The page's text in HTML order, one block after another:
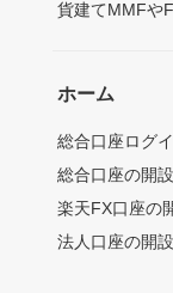
貨建てMMFや
ホーム
総合口座ログ
総合口座の開設
楽天FX口座の
法人口座の開設